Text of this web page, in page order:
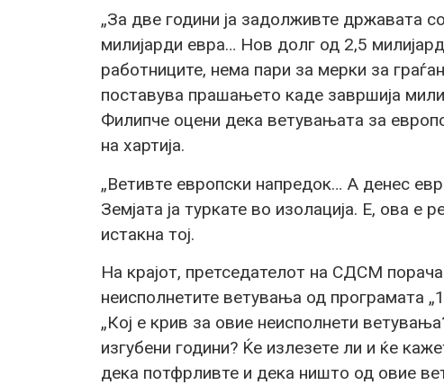
„За две години ја задолживте државата
милијарди евра… Нов долг од 2,5
работниците, нема пари за мерки за
поставува прашањето каде завршија
Филипче оцени дека ветувањата за
на хартија.
„Ветивте европски напредок… А денес
Земјата ја туркате во изолација. Е, ова е
истакна тој.
На крајот, претседателот на СДСМ
неисполнетите ветувања од програмата
„Кој е крив за овие неисполнети
изгубени години? Ќе излезете ли и ќе
дека потфрливте и дека ништо од овие